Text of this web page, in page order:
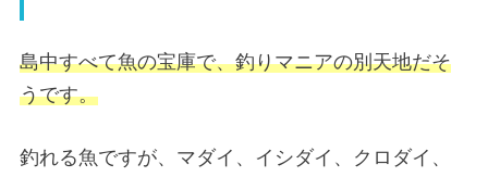
島中すべて魚の宝庫で、釣りマニアの別天地だそ
うです。
釣れる魚ですが、マダイ、イシダイ、クロダイ、